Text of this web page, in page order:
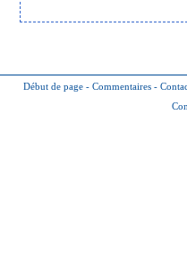
Début de page - Commentaires -